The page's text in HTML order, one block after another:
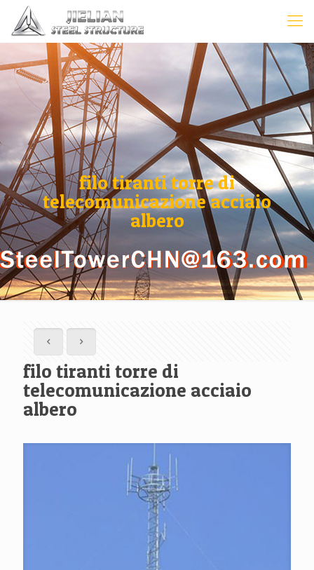
filo tiranti torre di
telecomunicazione acciaio
albero
filo tiranti torre di
telecomunicazione acciaio
albero